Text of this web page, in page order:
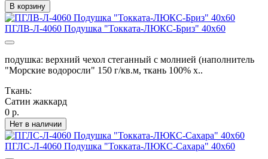
В корзину
ПГЛВ-Л-4060 Подушка "Токката-ЛЮКС-Бриз" 40х60
подушка: верхний чехол стеганный с молнией (наполнитель
"Морские водоросли" 150 г/кв.м, ткань 100% х..
Ткань:
Сатин жаккард
0 р.
Нет в наличии
ПГЛС-Л-4060 Подушка "Токката-ЛЮКС-Сахара" 40х60